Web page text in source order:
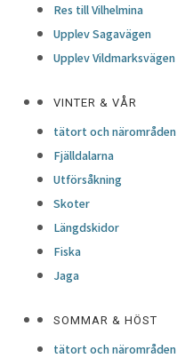
Res till Vilhelmina
Upplev Sagavägen
Upplev Vildmarksvägen
VINTER & VÅR
tätort och närområden
Fjälldalarna
Utförsåkning
Skoter
Längdskidor
Fiska
Jaga
SOMMAR & HÖST
tätort och närområden